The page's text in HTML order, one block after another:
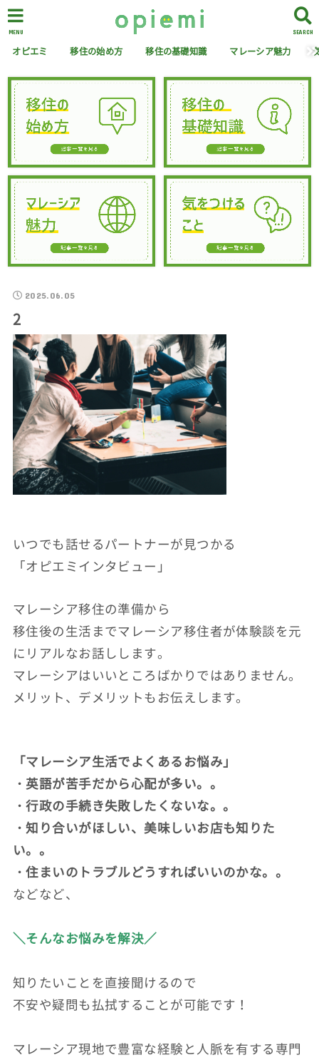
SEARCH
MENU
オピエミ 移住の始め方 移住の基礎知識 マレーシア魅力
2025.06.05
2
いつでも話せるパートナーが見つかる
「オピエミインタビュー」
マレーシア移住の準備から
移住後の生活までマレーシア移住者が体験談を元
にリアルなお話しします。
マレーシアはいいところばかりではありません。
メリット、デメリットもお伝えします。
「マレーシア生活でよくあるお悩み」
・英語が苦手だから心配が多い。。
・行政の手続き失敗したくないな。。
・知り合いがほしい、美味しいお店も知りた
い。。
・住まいのトラブルどうすればいいのかな。。
などなど、
＼そんなお悩みを解決／
知りたいことを直接聞けるので
不安や疑問も払拭することが可能です！
マレーシア現地で豊富な経験と人脈を有する専門